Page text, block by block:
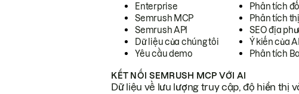
Enterprise
Semrush MCP
Semrush API
Dữ liệu của chúng tôi
Yêu cầu demo
Phân tích
Phân tích
SEO địa
Ý kiến của
Phân tích
KẾT NỐI SEMRUSH MCP VỚI AI
Dữ liệu về lưu lượng truy cập, độ hiển thị